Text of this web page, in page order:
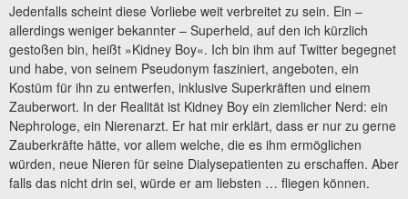
Jedenfalls scheint diese Vorliebe weit verbreitet zu sein. Ein –
allerdings weniger bekannter – Superheld, auf den ich kürzlich
gestoßen bin, heißt »Kidney Boy«. Ich bin ihm auf Twitter begegnet
und habe, von seinem Pseudonym fasziniert, angeboten, ein
Kostüm für ihn zu entwerfen, inklusive Superkräften und einem
Zauberwort. In der Realität ist Kidney Boy ein ziemlicher Nerd: ein
Nephrologe, ein Nierenarzt. Er hat mir erklärt, dass er nur zu gerne
Zauberkräfte hätte, vor allem welche, die es ihm ermöglichen
würden, neue Nieren für seine Dialysepatienten zu erschaffen. Aber
falls das nicht drin sei, würde er am liebsten … fliegen können.